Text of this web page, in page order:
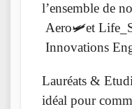
l’ensemble de
Aero🛩et
Innovations
Lauréats &
idéal pour